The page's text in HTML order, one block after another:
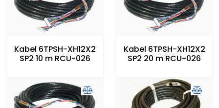
Kabel 6TPSH-XH12X2
SP2 10 m RCU-026
Kabel 6TPSH-XH12X2
SP2 20 m RCU-026